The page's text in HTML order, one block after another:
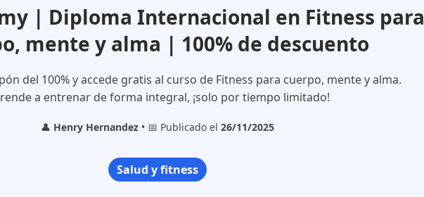
| Diploma Internacional en Fitness para
mente y alma | 100% de descuento
del 100% y accede gratis al curso de Fitness para cuerpo, mente y alma.
a entrenar de forma integral, ¡solo por tiempo limitado!
👤 Henry Hernandez • 📅 Publicado el 26/11/2025
Salud y fitness